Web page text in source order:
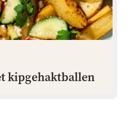
kipgehaktballen